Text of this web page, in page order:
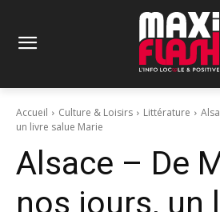
Accueil Culture & Loisirs Littérature
un livre salue Marie
Alsace – De
nos jours, un